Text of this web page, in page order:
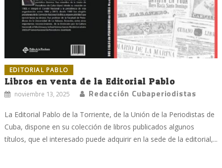
EDITORIAL PABLO
Libros en venta de la Editorial Pablo
noviembre 13, 2025 Redacción Cubaperiodistas
La Editorial Pablo de la Torriente, de la Unión de la Periodistas de
Cuba, dispone en su colección de libros publicados algunos
títulos, que el interesado puede adquirir en la sede de la editorial,...